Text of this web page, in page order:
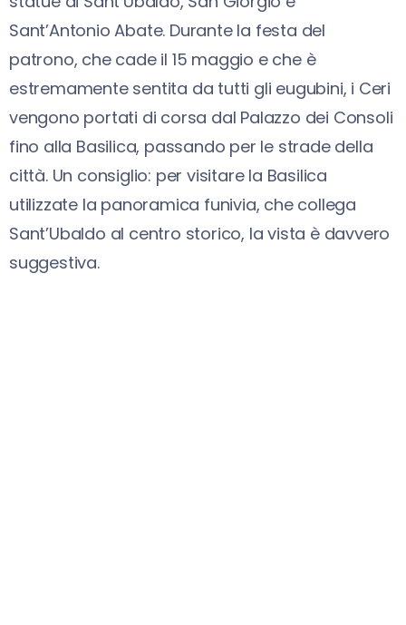
Sant’Antonio Abate. Durante la festa del
patrono, che cade il 15 maggio e che è
estremamente sentita da tutti gli eugubini, i Ceri
vengono portati di corsa dal Palazzo dei Consoli
fino alla Basilica, passando per le strade della
città. Un consiglio: per visitare la Basilica
utilizzate la panoramica funivia, che collega
Sant’Ubaldo al centro storico, la vista è davvero
suggestiva.